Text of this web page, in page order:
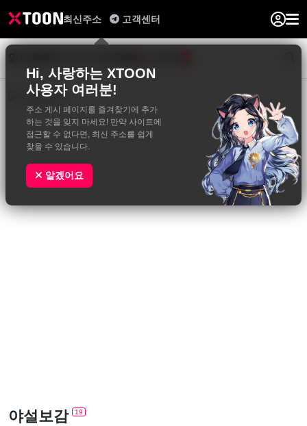
최신주소
Hi, 사랑하는 XTOON
사용자 여러분!
주소 게시 페이지를 즐겨찾기에 추가
하는 것을 잊지 마세요! 만약 사이트에
접근할 수 없다면, 최신 주소를 쉽게
찾을 수 있습니다.
알겠어요
고객센터
야설보감 19